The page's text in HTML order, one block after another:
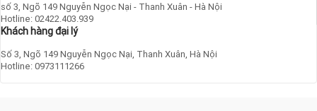
số 3, Ngõ 149 Nguyễn Ngọc Nại - Thanh Xuân - Hà Nội
Hotline: 02422.403.939
Khách hàng đại lý
Số 3, Ngõ 149 Nguyễn Ngọc Nại, Thanh Xuân, Hà Nội
Hotline: 0973111266